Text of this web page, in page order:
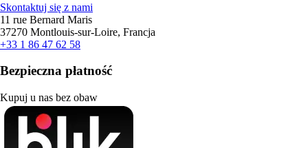
Skontaktuj się z nami
11 rue Bernard Maris
37270 Montlouis-sur-Loire, Francja
+33 1 86 47 62 58
Bezpieczna płatność
Kupuj u nas bez obaw